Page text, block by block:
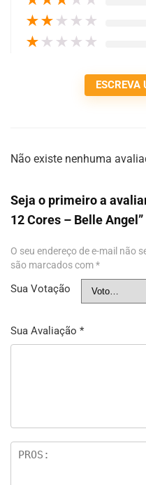
★★ ★ ★ ★
★ ★ ★ ★ ★
ESCREVA
Não existe nenhuma
Seja o primeiro a
12 Cores – Belle Angel”
O seu endereço de e-mail não
são marcados com*
Sua Votação
Sua Avaliação *